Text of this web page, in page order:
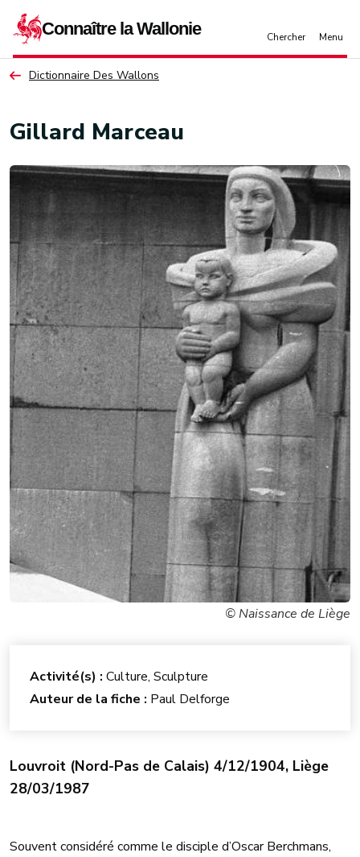
Dictionnaire Des Wallons
Gillard Marceau
Louvroit (Nord-Pas de Calais) 4/12/1904, Liège
28/03/1987
Souvent considéré comme le disciple d’Oscar Berchmans,
© Naissance de Liège
Activité(s) : Culture, Sculpture
Auteur de la fiche : Paul Delforge